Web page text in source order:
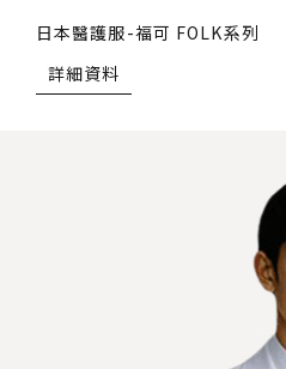
日本醫護服-福可 FOLK系列
詳細資料